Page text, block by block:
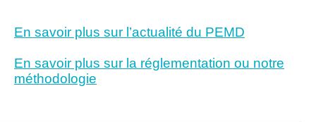
En savoir plus sur l’actualité du PEMD
En savoir plus sur la réglementation ou notre
méthodologie